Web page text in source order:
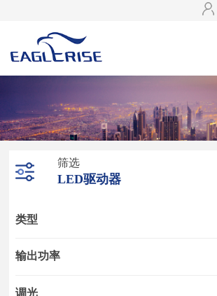
筛选
LED驱动器
类型
输出功率
调光